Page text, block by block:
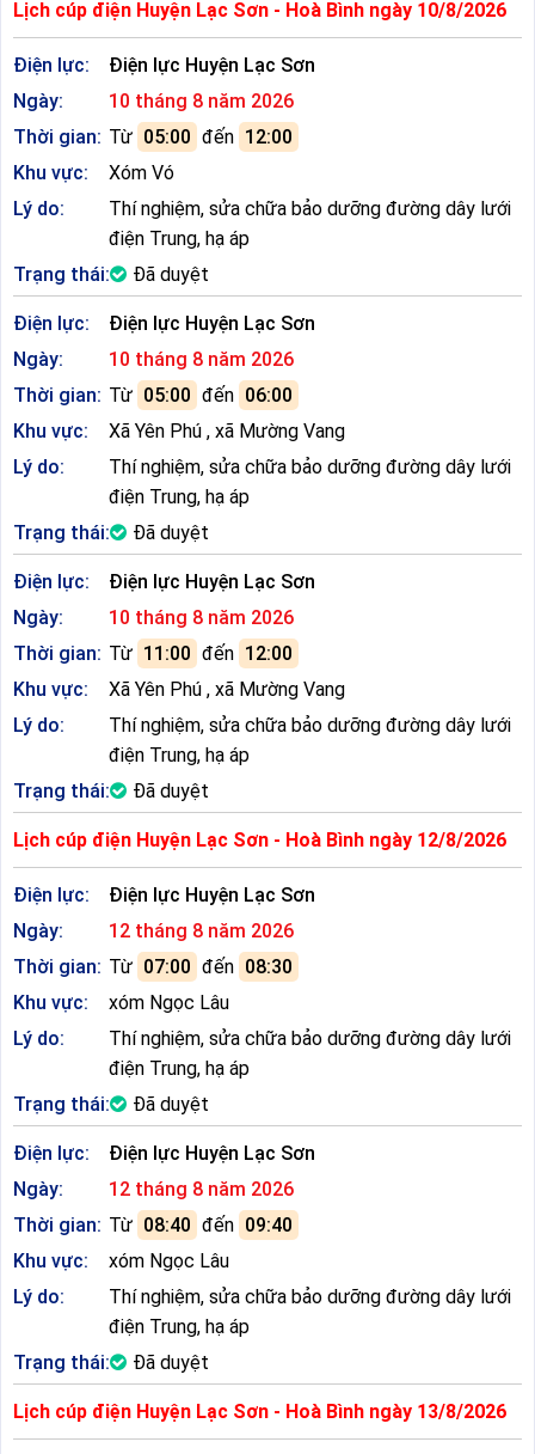
Lịch cúp điện Huyện Lạc Sơn - Hoà Bình ngày 10/8/2026
Điện lực:
Điện lực Huyện Lạc Sơn
Ngày:
10 tháng 8 năm 2026
Thời gian: Từ 05:00 đến 12:00
Khu vực:
Xóm Vó
Lý do:
Thí nghiệm, sửa chữa bảo dưỡng đường dây lưới
điện Trung, hạ áp
Trạng thái:
Đã duyệt
Điện lực:
Điện lực Huyện Lạc Sơn
Ngày:
10 tháng 8 năm 2026
Thời gian: Từ 05:00 đến 06:00
Khu vực:
Xã Yên Phú , xã Mường Vang
Lý do:
Thí nghiệm, sửa chữa bảo dưỡng đường dây lưới
điện Trung, hạ áp
Trạng thái:
Đã duyệt
Điện lực:
Điện lực Huyện Lạc Sơn
Ngày:
10 tháng 8 năm 2026
Thời gian: Từ 11:00 đến 12:00
Khu vực:
Xã Yên Phú , xã Mường Vang
Lý do:
Thí nghiệm, sửa chữa bảo dưỡng đường dây lưới
điện Trung, hạ áp
Trạng thái:
Đã duyệt
Lịch cúp điện Huyện Lạc Sơn - Hoà Bình ngày 12/8/2026
Điện lực:
Điện lực Huyện Lạc Sơn
Ngày:
12 tháng 8 năm 2026
Thời gian: Từ 07:00 đến 08:30
Khu vực:
xóm Ngọc Lâu
Lý do:
Thí nghiệm, sửa chữa bảo dưỡng đường dây lưới
điện Trung, hạ áp
Trạng thái:
Đã duyệt
Điện lực:
Điện lực Huyện Lạc Sơn
Ngày:
12 tháng 8 năm 2026
Thời gian: Từ 08:40 đến 09:40
Khu vực:
xóm Ngọc Lâu
Lý do:
Thí nghiệm, sửa chữa bảo dưỡng đường dây lưới
điện Trung, hạ áp
Trạng thái:
Đã duyệt
Lịch cúp điện Huyện Lạc Sơn - Hoà Bình ngày 13/8/2026